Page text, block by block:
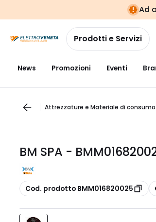
navigazionealla
pagina
Ad
Prodotti e Servizi
News Promozioni Eventi
Attrezzature e Materiale di consumo
BM SPA -
copia
Cod. prodotto BMM016820025